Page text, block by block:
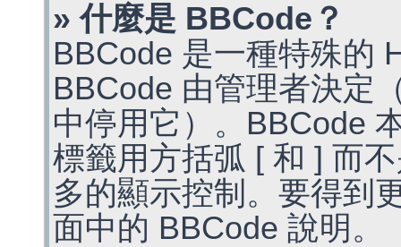
» 什麼是 BBCode？
BBCode 是一種特殊的
BBCode 由管理者決定
中停用它）。BBCode
標籤用方括弧 [ 和 ] 而
多的顯示控制。要得到
面中的 BBCode 說明。